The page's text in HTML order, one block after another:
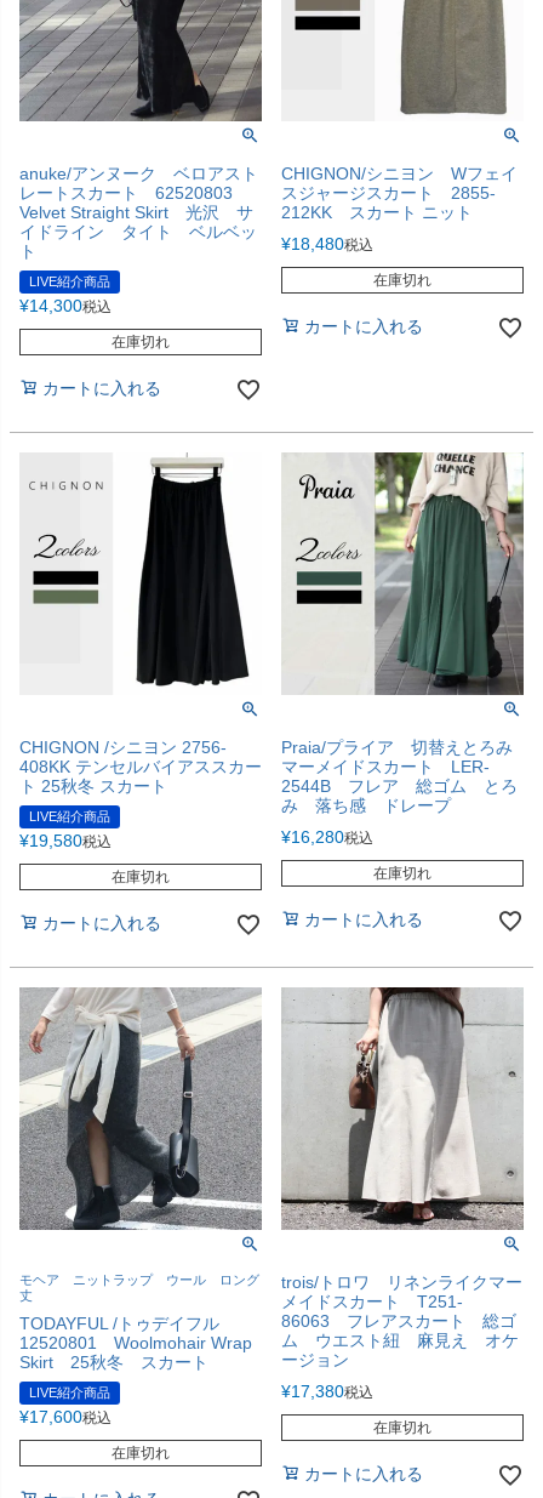
anuke/アンヌーク ベロアスト
レートスカート 62520803
Velvet Straight Skirt 光沢 サ
イドライン タイト ベルベッ
ト
LIVE紹介商品
¥14,300税込
在庫切れ
カートに入れる
CHIGNON/シニヨン Wフェイ
スジャージスカート 2855-
212KK スカート ニット
¥18,480税込
在庫切れ
カートに入れる
CHIGNON /シニヨン 2756-
408KK テンセルバイアススカー
ト 25秋冬 スカート
LIVE紹介商品
¥19,580税込
在庫切れ
カートに入れる
Praia/プライア 切替えとろみ
マーメイドスカート LER-
2544B フレア 総ゴム とろ
み 落ち感 ドレープ
¥16,280税込
在庫切れ
カートに入れる
モヘア ニットラップ ウール ロング
丈
TODAYFUL /トゥデイフル
12520801 Woolmohair Wrap
Skirt 25秋冬 スカート
LIVE紹介商品
¥17,600税込
在庫切れ
trois/トロワ リネンライクマー
メイドスカート T251-
86063 フレアスカート 総ゴ
ム ウエスト紐 麻見え オケ
ージョン
¥17,380税込
在庫切れ
カートに入れる